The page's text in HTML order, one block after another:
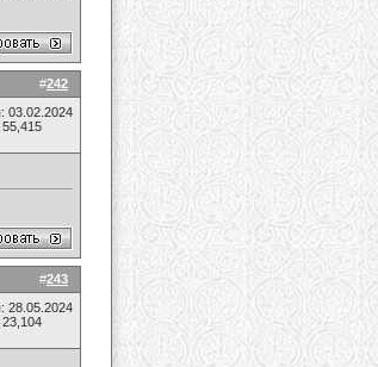
#242
03.02.2024
#243
28.05.2024